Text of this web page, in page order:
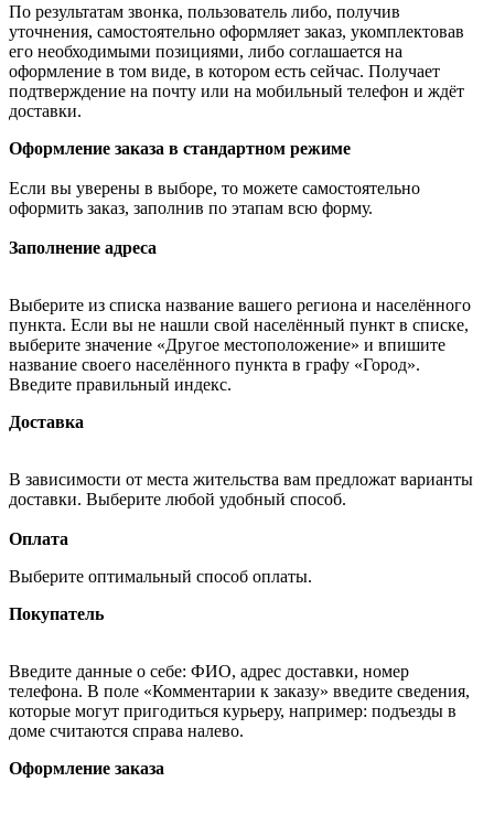
По результатам звонка, пользователь либо, получив
уточнения, самостоятельно оформляет заказ, укомплектовав
его необходимыми позициями, либо соглашается на
оформление в том виде, в котором есть сейчас. Получает
подтверждение на почту или на мобильный телефон и ждёт
доставки.
Оформление заказа в стандартном режиме
Если вы уверены в выборе, то можете самостоятельно
оформить заказ, заполнив по этапам всю форму.
Заполнение адреса
Выберите из списка название вашего региона и населённого
пункта. Если вы не нашли свой населённый пункт в списке,
выберите значение «Другое местоположение» и впишите
название своего населённого пункта в графу «Город».
Введите правильный индекс.
Доставка
В зависимости от места жительства вам предложат варианты
доставки. Выберите любой удобный способ.
Оплата
Выберите оптимальный способ оплаты.
Покупатель
Введите данные о себе: ФИО, адрес доставки, номер
телефона. В поле «Комментарии к заказу» введите сведения,
которые могут пригодиться курьеру, например: подъезды в
доме считаются справа налево.
Оформление заказа